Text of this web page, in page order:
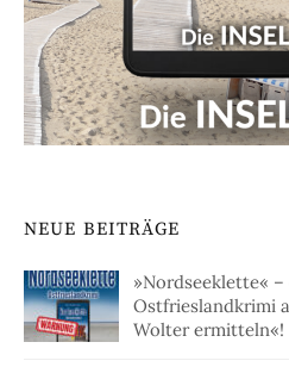
NEUE BEITRÄGE
»Nordseeklette«
Ostfrieslandkrimi
Wolter ermitteln«!